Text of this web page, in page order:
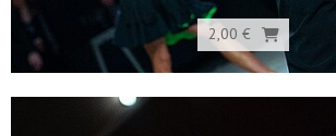
2,00 €